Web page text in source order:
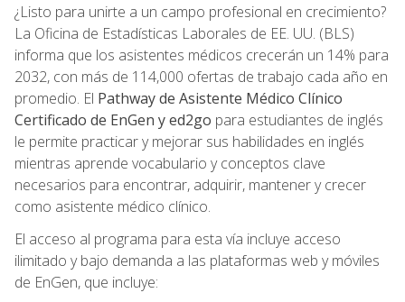
¿Listo para unirte a un campo profesional en crecimiento?
La Oficina de Estadísticas Laborales de EE. UU. (BLS)
informa que los asistentes médicos crecerán un 14% para
2032, con más de 114,000 ofertas de trabajo cada año en
promedio. El Pathway de Asistente Médico Clínico
Certificado de EnGen y ed2go para estudiantes de inglés
le permite practicar y mejorar sus habilidades en inglés
mientras aprende vocabulario y conceptos clave
necesarios para encontrar, adquirir, mantener y crecer
como asistente médico clínico.
El acceso al programa para esta vía incluye acceso
ilimitado y bajo demanda a las plataformas web y móviles
de EnGen, que incluye: